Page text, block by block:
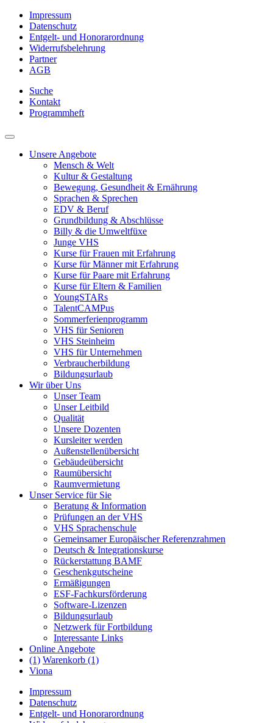
Impressum
Datenschutz
Entgelt- und Honorarordnung
Widerrufsbelehrung
Partner
AGB
Suche
Kontakt
Programmheft
Unsere Angebote
Mensch & Welt
Kultur & Gestaltung
Bewegung, Gesundheit & Ernährung
Sprachen & Sprechen
EDV & Beruf
Grundbildung & Abschlüsse
Billy & die Umweltfüxe
Junge VHS
Kurse für Frauen mit Erfahrung
Kurse für Männer mit Erfahrung
Kurse für Paare mit Erfahrung
Kurse für Eltern & Familien
YoungSTARs
TalentCAMPus
Sommerferienprogramm
VHS für Senioren
VHS Steinheim
VHS für Unternehmen
Verbraucherbildung
Bildungsurlaub
Wir über Uns
Unser Team
Unser Leitbild
Qualität
Unsere Dozenten
Kursleiter werden
Außenstellenübersicht
Gebäudeübersicht
Raumübersicht
Raumvermietung
Unser Service für Sie
Beratung & Information
Prüfungen an der VHS
VHS Sprachenschule
Gemeinsamer Europäischer Referenzrahmen
Deutsch & Integrationskurse
Rückerstattung BAMF
Geschenkgutscheine
Ermäßigungen
ESF-Fachkursförderung
Software-Lizenzen
Bildungsurlaub
Netzwerk für Fortbildung
Interessante Links
Online Angebote
(1) Warenkorb (1)
Viona
Impressum
Datenschutz
Entgelt- und Honorarordnung